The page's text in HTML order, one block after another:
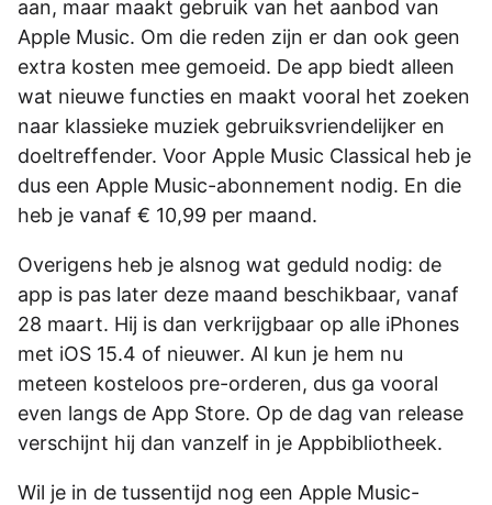
aan, maar maakt gebruik van het aanbod van
Apple Music. Om die reden zijn er dan ook geen
extra kosten mee gemoeid. De app biedt alleen
wat nieuwe functies en maakt vooral het zoeken
naar klassieke muziek gebruiksvriendelijker en
doeltreffender. Voor Apple Music Classical heb je
dus een Apple Music-abonnement nodig. En die
heb je vanaf € 10,99 per maand.
Overigens heb je alsnog wat geduld nodig: de
app is pas later deze maand beschikbaar, vanaf
28 maart. Hij is dan verkrijgbaar op alle iPhones
met iOS 15.4 of nieuwer. Al kun je hem nu
meteen kosteloos pre-orderen, dus ga vooral
even langs de App Store. Op de dag van release
verschijnt hij dan vanzelf in je Appbibliotheek.
Wil je in de tussentijd nog een Apple Music-